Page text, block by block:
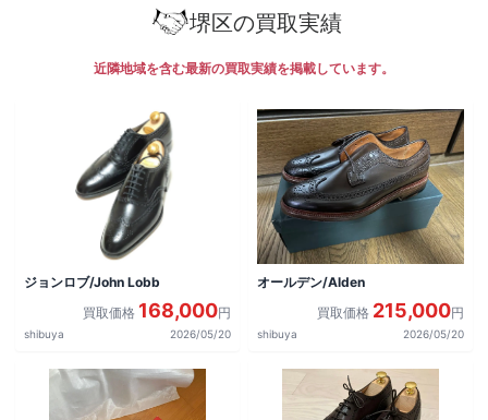
堺区の買取実績
近隣地域を含む最新の買取実績を掲載しています。
ジョンロブ/John Lobb
買取価格 168,000円
shibuya 2026/05/20
オールデン/Alden
買取価格 215,000円
shibuya 2026/05/20